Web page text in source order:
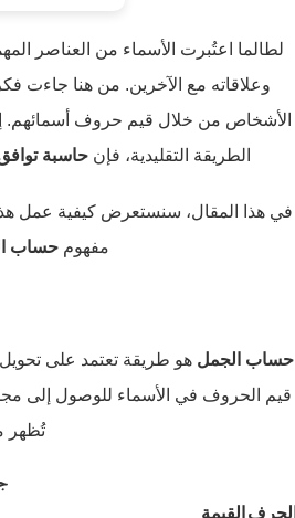
لطالما اعتُبرت الأسماء من العناصر
وعلاقاته مع الآخرين. من هنا جاءت
الأشخاص من خلال قيم حروف أسمائهم.
الطريقة التقليدية، فإن حاسبة
في هذا المقال، سنستعرض كيفية عمل هذه
مفهوم حساب
حساب الجمل هو طريقة تعتمد على تحويل
قيم الحروف في الأسماء للوصول إلى
تُظهر
الحرف القيمة